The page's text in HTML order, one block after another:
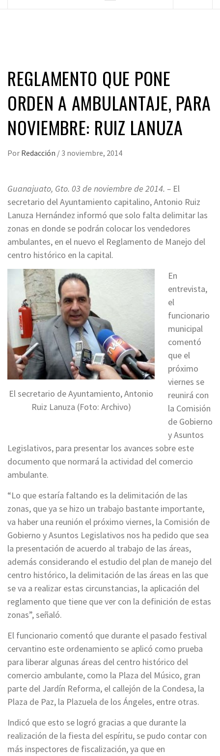
REGLAMENTO QUE PONE
ORDEN A AMBULANTAJE, PARA
NOVIEMBRE: RUIZ LANUZA
Por Redacción / 3 noviembre, 2014
Guanajuato, Gto. 03 de noviembre de 2014. – El
secretario del Ayuntamiento capitalino, Antonio Ruiz
Lanuza Hernández informó que solo falta delimitar las
zonas en donde se podrán colocar los vendedores
ambulantes, en el nuevo el Reglamento de Manejo del
centro histórico en la capital.
El secretario de Ayuntamiento, Antonio
Ruiz Lanuza (Foto: Archivo)
En
entrevista,
el
funcionario
municipal
comentó
que el
próximo
viernes se
reunirá con
la Comisión
de Gobierno
y Asuntos
Legislativos, para presentar los avances sobre este
documento que normará la actividad del comercio
ambulante.
“Lo que estaría faltando es la delimitación de las
zonas, que ya se hizo un trabajo bastante importante,
va haber una reunión el próximo viernes, la Comisión de
Gobierno y Asuntos Legislativos nos ha pedido que sea
la presentación de acuerdo al trabajo de las áreas,
además considerando el estudio del plan de manejo del
centro histórico, la delimitación de las áreas en las que
se va a realizar estas circunstancias, la aplicación del
reglamento que tiene que ver con la definición de estas
zonas”, señaló.
El funcionario comentó que durante el pasado festival
cervantino este ordenamiento se aplicó como prueba
para liberar algunas áreas del centro histórico del
comercio ambulante, como la Plaza del Músico, gran
parte del Jardín Reforma, el callejón de la Condesa, la
Plaza de Paz, la Plazuela de los Ángeles, entre otras.
Indicó que esto se logró gracias a que durante la
realización de la fiesta del espíritu, se pudo contar con
más inspectores de fiscalización, ya que en